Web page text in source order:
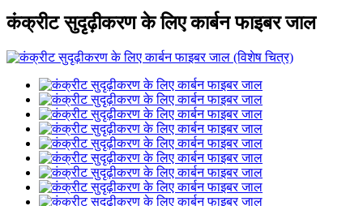
कंक्रीट सुदृढ़ीकरण के लिए कार्बन फाइबर जाल